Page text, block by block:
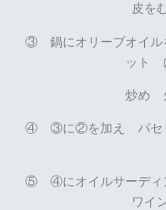
皮を
③ 鍋にオリーブオイル
ット
炒め
④ ③に②を加え パセリ
⑤ ④にオイルサーディ
ワイ